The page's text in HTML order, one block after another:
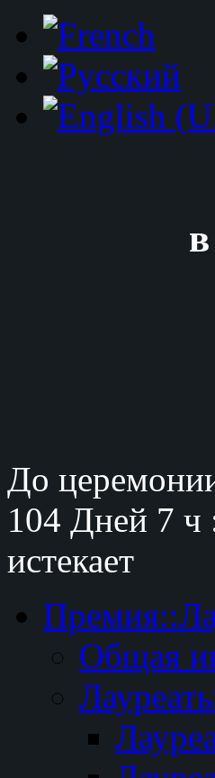
До
104 Дней 7 ч
истекает
Общая